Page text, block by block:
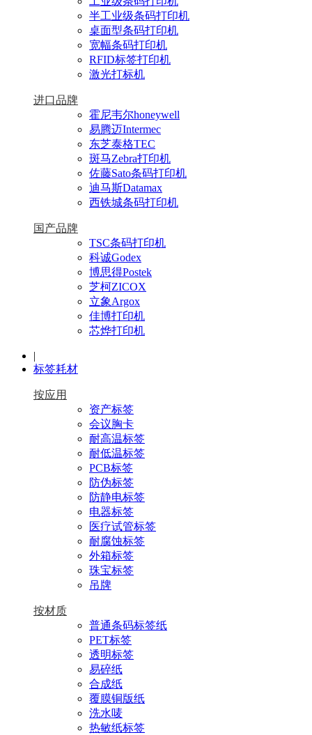
半工业级条码打印机
桌面型条码打印机
宽幅条码打印机
RFID标签打印机
激光打标机
进口品牌
霍尼韦尔honeywell
易腾迈Intermec
东芝泰格TEC
斑马Zebra打印机
佐藤Sato条码打印机
迪马斯Datamax
西铁城条码打印机
国产品牌
TSC条码打印机
科诚Godex
博思得Postek
芝柯ZICOX
立象Argox
佳博打印机
芯烨打印机
|
标签耗材
按应用
资产标签
会议胸卡
耐高温标签
耐低温标签
PCB标签
防伪标签
防静电标签
电器标签
医疗试管标签
耐腐蚀标签
外箱标签
珠宝标签
吊牌
按材质
普通条码标签纸
PET标签
透明标签
易碎纸
合成纸
覆膜铜版纸
洗水唛
热敏纸标签